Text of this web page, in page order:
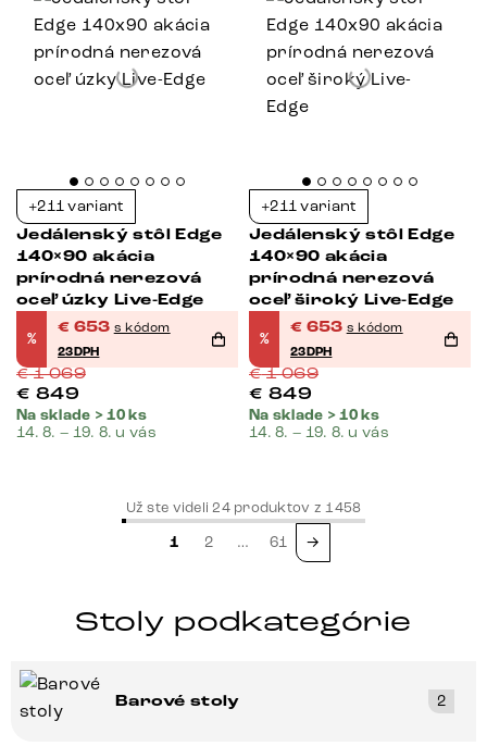
+211 variant
Jedálenský stôl Edge
140×90 akácia
prírodná nerezová
oceľ úzky Live-Edge
%
€ 653 s kódom
23DPH
€1 069
€ 849
Na sklade > 10 ks
14. 8. – 19. 8. u vás
+211 variant
Jedálenský stôl Edge
140×90 akácia
prírodná nerezová
oceľ široký Live-Edge
%
€ 653 s kódom
23DPH
€1 069
€ 849
Na sklade > 10 ks
14. 8. – 19. 8. u vás
Už ste videli24produktov z1458
1 2 … 61 →
Stoly podkategórie
Barové stoly 2